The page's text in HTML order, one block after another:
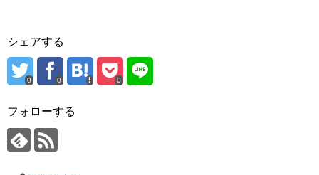
シェアする
0 0 0
フォローする